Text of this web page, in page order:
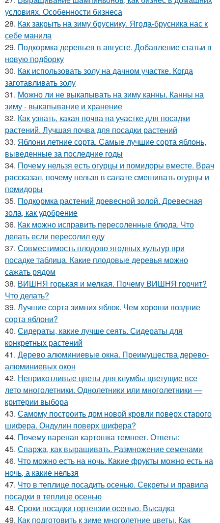
условиях. Особенности бизнеса
28. Как закрыть на зиму бруснику. Ягода-брусника нас к
себе манила
29. Подкормка деревьев в августе. Добавление статьи в
новую подборку
30. Как использовать золу на дачном участке. Когда
заготавливать золу
31. Можно ли не выкапывать на зиму канны. Канны на
зиму - выкапывание и хранение
32. Как узнать, какая почва на участке для посадки
растений. Лучшая почва для посадки растений
33. Яблони летние сорта. Самые лучшие сорта яблонь,
выведенные за последние годы
34. Почему нельзя есть огурцы и помидоры вместе. Врач
рассказал, почему нельзя в салате смешивать огурцы и
помидоры
35. Подкормка растений древесной золой. Древесная
зола, как удобрение
36. Как можно исправить пересоленные блюда. Что
делать если пересолил еду
37. Совместимость плодово ягодных культур при
посадке таблица. Какие плодовые деревья можно
сажать рядом
38. ВИШНЯ горькая и мелкая. Почему ВИШНЯ горчит?
Что делать?
39. Лучшие сорта зимних яблок. Чем хороши поздние
сорта яблони?
40. Сидераты, какие лучше сеять. Сидераты для
конкретных растений
41. Дерево алюминиевые окна. Преимущества дерево-
алюминиевых окон
42. Неприхотливые цветы для клумбы цветущие все
лето многолетники. Однолетники или многолетники —
критерии выбора
43. Самому построить дом новой кровли поверх старого
шифера. Ондулин поверх шифера?
44. Почему вареная картошка темнеет. Ответы:
45. Спаржа, как выращивать. Размножение семенами
46. Что можно есть на ночь. Какие фрукты можно есть на
ночь, а какие нельзя
47. Что в теплице посадить осенью. Секреты и правила
посадки в теплице осенью
48. Сроки посадки гортензии осенью. Высадка
49. Как подготовить к зиме многолетние цветы. Как